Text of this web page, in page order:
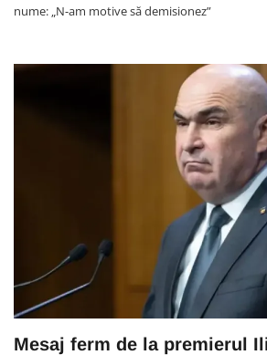
nume: „N-am motive să demisionez”
Mesaj ferm de la premierul